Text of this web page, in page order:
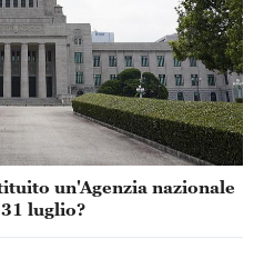
un'Agenzia nazionale
luglio?